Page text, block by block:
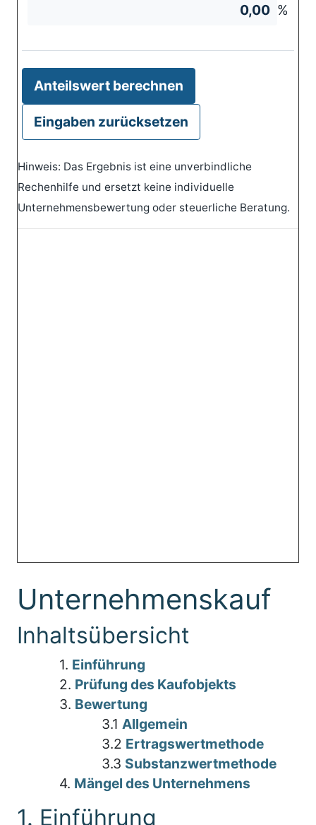
%
Anteilswert berechnen
Eingaben zurücksetzen
Hinweis: Das Ergebnis ist eine unverbindliche
Rechenhilfe und ersetzt keine individuelle
Unternehmensbewertung oder steuerliche Beratung.
Unternehmenskauf
Inhaltsübersicht
1. Einführung
2. Prüfung des Kaufobjekts
3. Bewertung
3.1 Allgemein
3.2 Ertragswertmethode
3.3 Substanzwertmethode
4. Mängel des Unternehmens
1. Einführung